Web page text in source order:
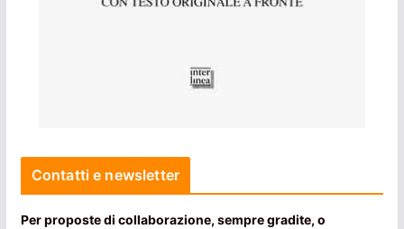
Contatti e newsletter
Per proposte di collaborazione, sempre gradite, o